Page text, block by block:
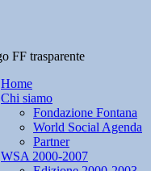
Home
Chi siamo
Fondazione Fontana
World Social Agenda
Partner
WSA 2000-2007